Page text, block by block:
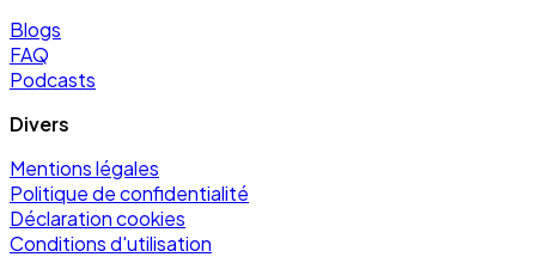
Blogs
FAQ
Podcasts
Divers
Mentions légales
Politique de confidentialité
Déclaration cookies
Conditions d'utilisation